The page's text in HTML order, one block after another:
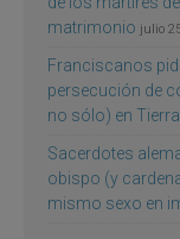
matrimonio julio
Franciscanos
persecución de
no sólo) en
Sacerdotes
obispo (y
mismo sexo en